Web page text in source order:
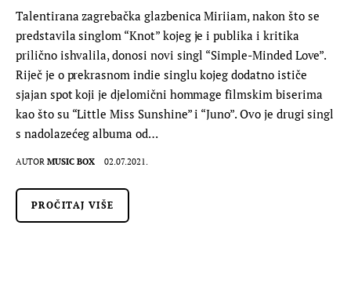
Talentirana zagrebačka glazbenica Miriiam, nakon što se
predstavila singlom “Knot” kojeg je i publika i kritika
prilično ishvalila, donosi novi singl “Simple-Minded Love”.
Riječ je o prekrasnom indie singlu kojeg dodatno ističe
sjajan spot koji je djelomični hommage filmskim biserima
kao što su “Little Miss Sunshine” i “Juno”. Ovo je drugi singl
s nadolazećeg albuma od…
AUTOR MUSIC BOX 02.07.2021.
PROČITAJ VIŠE